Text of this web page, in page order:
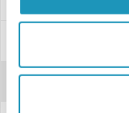
Recensioner